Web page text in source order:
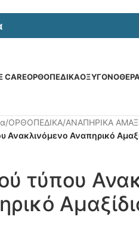
CAREΟΡΘΟΠΕΔΙΚΑ
/ΟΡΘΟΠΕΔΙΚΑ/ΑΝΑΠΗΡΙΚΑ
Ανακλινόμενο Αναπηρικό
τύπου